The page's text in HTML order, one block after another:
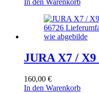
In den Warenkorb
JURA X7 /
160,00 €
In den Warenkorb